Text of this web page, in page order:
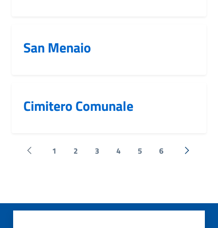
San Menaio
Cimitero Comunale
Pagina precedente
1 2 3 4 5 6